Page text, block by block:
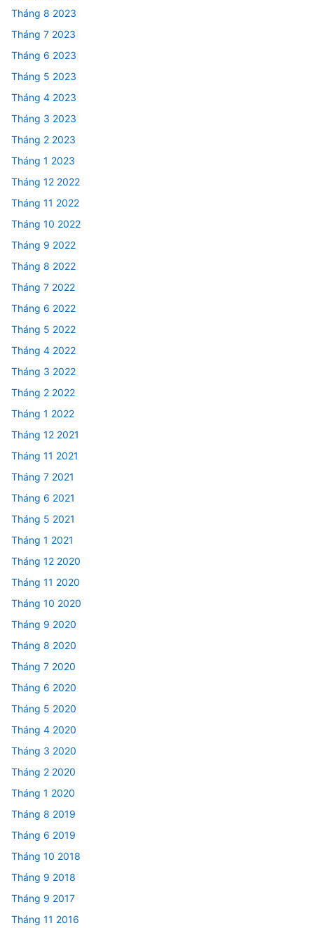
Tháng 8 2023
Tháng 7 2023
Tháng 6 2023
Tháng 5 2023
Tháng 4 2023
Tháng 3 2023
Tháng 2 2023
Tháng 1 2023
Tháng 12 2022
Tháng 11 2022
Tháng 10 2022
Tháng 9 2022
Tháng 8 2022
Tháng 7 2022
Tháng 6 2022
Tháng 5 2022
Tháng 4 2022
Tháng 3 2022
Tháng 2 2022
Tháng 1 2022
Tháng 12 2021
Tháng 11 2021
Tháng 7 2021
Tháng 6 2021
Tháng 5 2021
Tháng 1 2021
Tháng 12 2020
Tháng 11 2020
Tháng 10 2020
Tháng 9 2020
Tháng 8 2020
Tháng 7 2020
Tháng 6 2020
Tháng 5 2020
Tháng 4 2020
Tháng 3 2020
Tháng 2 2020
Tháng 1 2020
Tháng 8 2019
Tháng 6 2019
Tháng 10 2018
Tháng 9 2018
Tháng 9 2017
Tháng 11 2016